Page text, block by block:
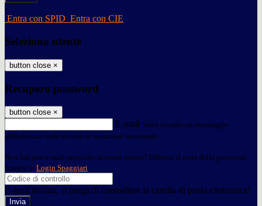
-
Entra con SPID Entra con CIE
Seleziona utente
button close ×
Recupero password
button close ×
E-mail Verrà inviato un messaggio
all'indirizzo indicato con le istruzioni necessarie.
Non hai una e-mail associata al nome utente? Effettua il reset della password
tramite la Login Spaggiari
E-mail inviata, si prega di controllare la casella di posta elettronica!